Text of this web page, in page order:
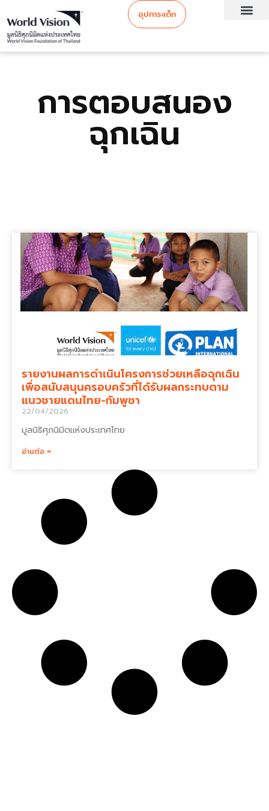
อุปการะเด็ก
การตอบสนอง
ฉุกเฉิน
รายงานผลการดำเนินโครงการช่วยเหลือฉุกเฉิน
เพื่อสนับสนุนครอบครัวที่ได้รับผลกระทบตาม
แนวชายแดนไทย-กัมพูชา
22/04/2026
มูลนิธิศุภนิมิตแห่งประเทศไทย
อ่านต่อ »